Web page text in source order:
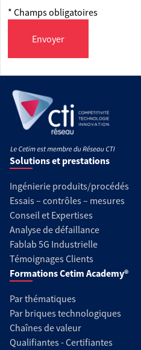
* Champs obligatoires
Envoyer
Solutions et prestations
Ingénierie produits/procédés
Essais – contrôles – mesures
Conseil et Expertises
Analyse de défaillance
Fablab 5G Industrielle
Témoignages Clients
Formations Cetim Academy®
Par thématiques
Par briques technologiques
Chaînes de valeur
Qualifiantes - Certifiantes